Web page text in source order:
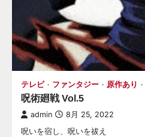
テレビ ファンタジー 原作あり
呪術廻戦 Vol.5
admin 8月 25, 2022
呪いを宿し、呪いを祓え